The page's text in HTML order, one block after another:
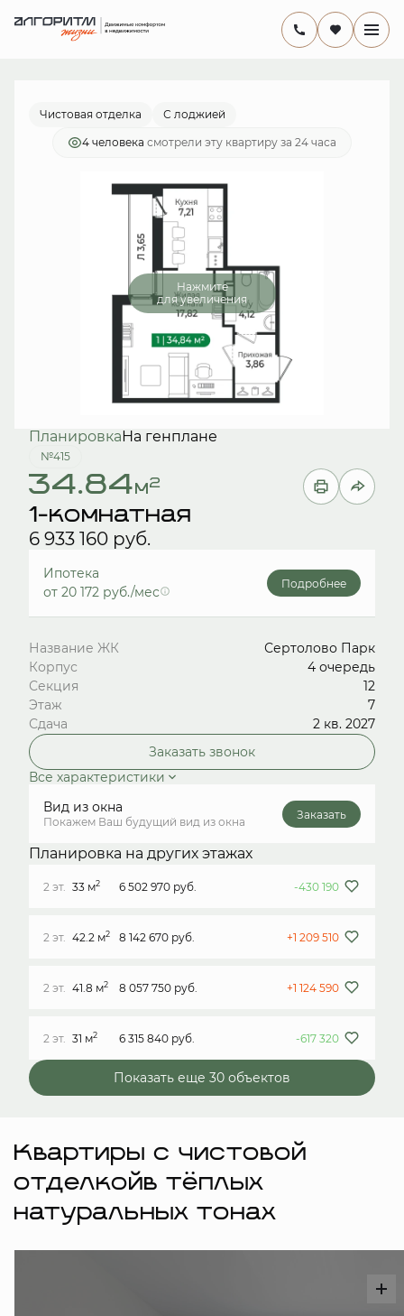
1-комнатная
6 933 160 руб.
от 20 172 руб./мес.
Чистовая отделка С лоджией
4 человекa смотрели эту квартиру за 24 часа
Нажмите
для увеличения
ПланировкаНа генплане
№415
34.84м2
1-комнатная
6 933 160 руб.
Ипотека
от 20 172 руб./мес
Подробнее
Название ЖК
Сертолово Парк
Корпус
4 очередь
Секция
12
Этаж
7
Сдача
2 кв. 2027
Заказать звонок
Все характеристики
Вид из окна
Покажем Ваш будущий вид из окна
Заказать
Планировка на других этажах
2 эт. 33 м2 6 502 970 руб. -430 190
2 эт. 42.2 м2 8 142 670 руб. +1 209 510
2 эт. 41.8 м2 8 057 750 руб. +1 124 590
2 эт. 31 м2 6 315 840 руб. -617 320
Показать еще 30 объектов
Квартиры с чистовой
отделкойв тёплых
натуральных тонах